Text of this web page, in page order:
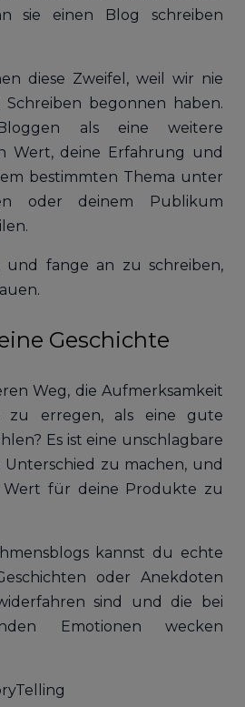
sie einen Blog schreiben
diese Zweifel, weil wir nie
begonnen haben.
als eine weitere
Wert, deine Erfahrung und
bestimmten Thema unter
oder deinem Publikum
und fange an zu schreiben,
Geschichte
Weg, die Aufmerksamkeit
zu erregen, als eine gute
Es ist eine unschlagbare
Unterschied zu machen, und
Wert für deine Produkte zu
kannst du echte
oder Anekdoten
sind und die bei
Emotionen wecken